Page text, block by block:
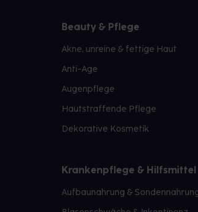
Beauty & Pflege
Akne, unreine & fettige Haut
Anti-Age
Augenpflege
Hautstraffende Pflege
Dekorative Kosmetik
Krankenpflege & Hilfsmittel
Aufbaunahrung &